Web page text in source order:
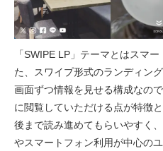
「SWIPE LP」テーマとはスマ
た、スワイプ形式のランディン
画面ずつ情報を見せる構成なの
に閲覧していただける点が特徴
後まで読み進めてもらいやすく
やスマートフォン利用が中心の